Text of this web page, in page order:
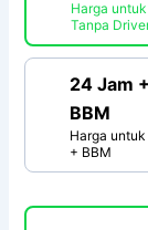
Harga
Tanpa
24 Jam
BBM
Harga
+ BBM